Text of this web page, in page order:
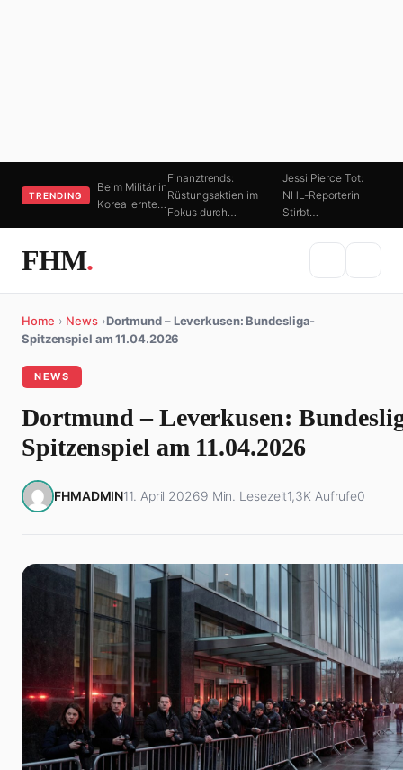
TRENDING
Beim Militär in
Korea lernte…
Finanztrends:
Rüstungsaktien im
Fokus durch…
Jessi Pierce Tot:
NHL-Reporterin
Stirbt…
FHM.
Home › News ›Dortmund – Leverkusen: Bundesliga-
Spitzenspiel am 11.04.2026
NEWS
Dortmund – Leverkusen:
Spitzenspiel am 11.04.2026
FHMADMIN11. April 20269 Min. Lesezeit1,3K Aufrufe0